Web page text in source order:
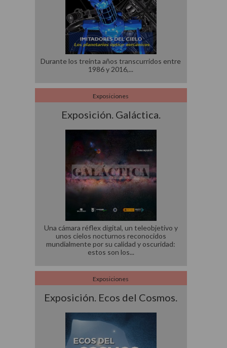
Durante los treinta años transcurridos entre
1986 y 2016,
Exposición. Galáctica.
Exposiciones
Una cámara réflex digital, un teleobjetivo y
unos cielos nocturnos reconocidos
mundialmente por su calidad y oscuridad:
estos son los
Exposición. Ecos del Cosmos.
Exposiciones